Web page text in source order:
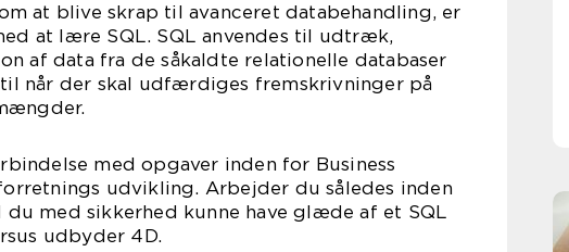
at blive skrap til avanceret databehandling, er
at lære SQL. SQL anvendes til udtræk,
af data fra de såkaldte relationelle databaser
når der skal udfærdiges fremskrivninger på
med opgaver inden for Business
udvikling. Arbejder du således inden
med sikkerhed kunne have glæde af et SQL
udbyder 4D.